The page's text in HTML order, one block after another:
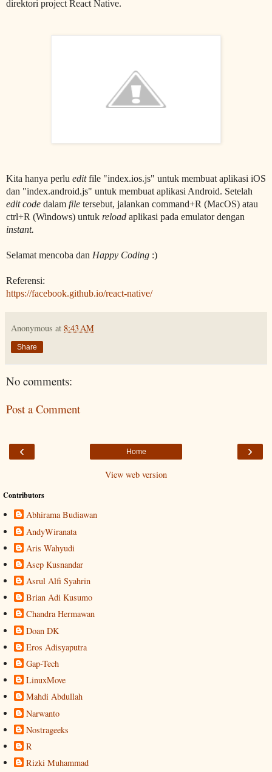
direktori project React Native.
Kita hanya perlu editfile "index.ios.js" untuk membuat aplikasi iOS
dan "index.android.js" untuk membuat aplikasi Android. Setelah
edit code dalam file tersebut, jalankan command+R (MacOS) atau
ctrl+R (Windows) untuk reload aplikasi pada emulator dengan
instant.
Selamat mencoba dan Happy Coding :)
Referensi:
https://facebook.github.io/react-native/
Anonymous at 8:43 AM
Share
No comments:
Post a Comment
‹ ›
Home
View web version
Contributors
Abhirama Budiawan
AndyWiranata
Aris Wahyudi
Asep Kusnandar
Asrul Alfi Syahrin
Brian Adi Kusumo
Chandra Hermawan
Doan DK
Eros Adisyaputra
Gap-Tech
LinuxMove
Mahdi Abdullah
Narwanto
Nostrageeks
R
Rizki Muhammad